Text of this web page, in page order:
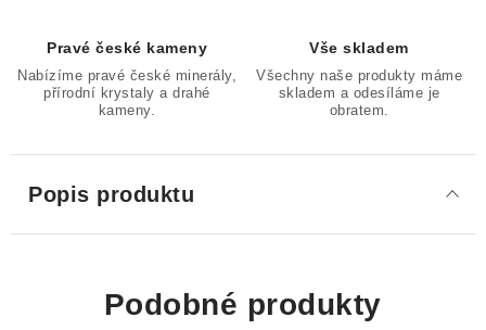
Pravé české kameny
Nabízíme pravé české minerály,
přírodní krystaly a drahé
kameny.
Vše skladem
Všechny naše produkty máme
skladem a odesíláme je
obratem.
Popis produktu
Podobné produkty